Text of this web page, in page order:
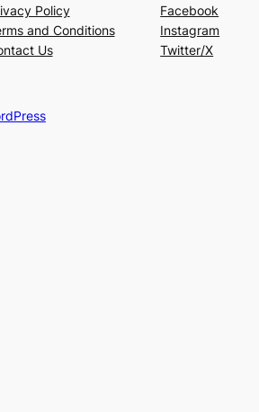
Policy
and Conditions
Us
Facebook
Instagram
Twitter/X